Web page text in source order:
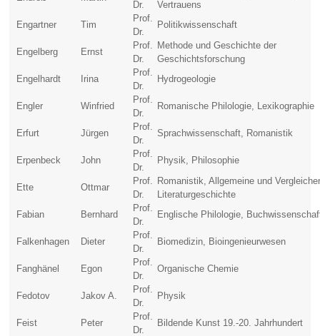
Dr.
Vertrauens
Engartner
Tim
Prof.
Dr.
Politikwissenschaft
Engelberg Ernst
Prof.
Dr.
Methode und Geschichte der
Geschichtsforschung
Engelhardt
Irina
Prof.
Dr.
Hydrogeologie
Engler Winfried
Prof.
Dr.
Romanische Philologie, Lexikographie
Erfurt Jürgen
Prof.
Dr.
Sprachwissenschaft, Romanistik
Erpenbeck John
Prof.
Dr.
Physik, Philosophie
Ette Ottmar
Prof.
Dr.
Romanistik, Allgemeine und
Literaturgeschichte
Fabian
Bernhard
Prof.
Dr.
Englische Philologie,
Falkenhagen Dieter
Prof.
Dr.
Biomedizin, Bioingenieurwesen
Fanghänel Egon
Prof.
Dr.
Organische Chemie
Fedotov Jakov A.
Prof.
Dr.
Physik
Feist Peter
Prof.
Dr.
Bildende Kunst 19.-20. Jahrhundert